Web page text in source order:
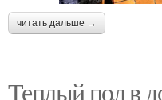
читать дальше →
Теплый пол в